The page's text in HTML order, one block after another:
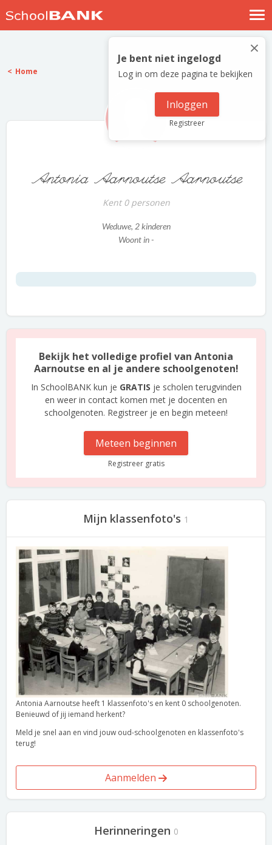
Nostalgische verhalen
Log in
Meld je gratis aan
×
Je bent niet ingelogd
Log in om deze pagina te bekijken
Inloggen
Registreer
Home
Antonia Aarnoutse Aarnoutse
Kent 0 personen
Weduwe, 2 kinderen
Woont in -
Bekijk het volledige profiel van Antonia
Aarnoutse en al je andere schoolgenoten!
In SchoolBANK kun je GRATIS je scholen terugvinden
en weer in contact komen met je docenten en
schoolgenoten. Registreer je en begin meteen!
Meteen beginnen
Registreer gratis
Mijn klassenfoto's 1
Antonia Aarnoutse heeft 1 klassenfoto's en kent 0 schoolgenoten.
Benieuwd of jij iemand herkent?
Meld je snel aan en vind jouw oud-schoolgenoten en klassenfoto's
terug!
Aanmelden
Herinneringen 0